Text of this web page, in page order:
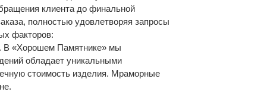
клиента до финальной
полностью удовлетворяя запросы
факторов:
В «Хорошем Памятнике» мы
обладает уникальными
стоимость изделия. Мраморные